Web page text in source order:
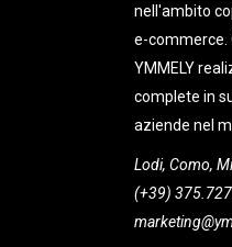
nell'ambito
e-commerce.
YMMELY
complete in
aziende nel
Lodi, Como,
(+39)